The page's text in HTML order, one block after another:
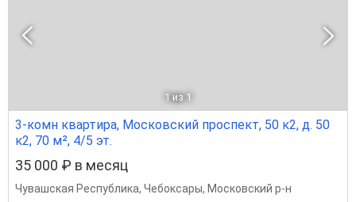
1 из 1
3-комн квартира, Московский проспект, 50 к2, д. 50
к2, 70 м², 4/5 эт.
35 000 ₽ в месяц
Чувашская Республика, Чебоксары, Московский р-н